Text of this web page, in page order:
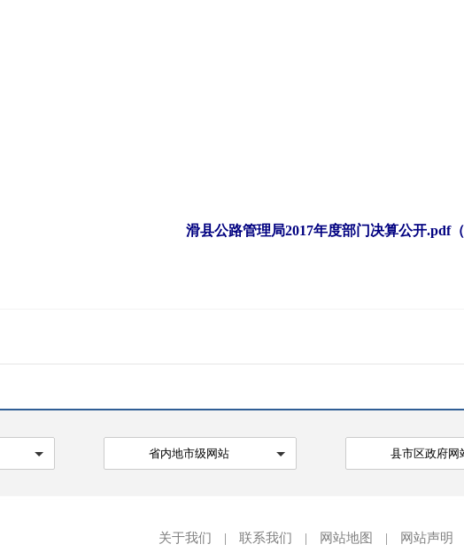
滑县公路管理局2017年度部门决算公开.pdf（
省内地市级网站 县市区政府网
关于我们 | 联系我们 | 网站地图 | 网站声明